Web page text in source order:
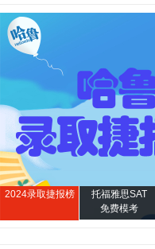
2024录取捷报榜
托福雅思SAT
免费模考